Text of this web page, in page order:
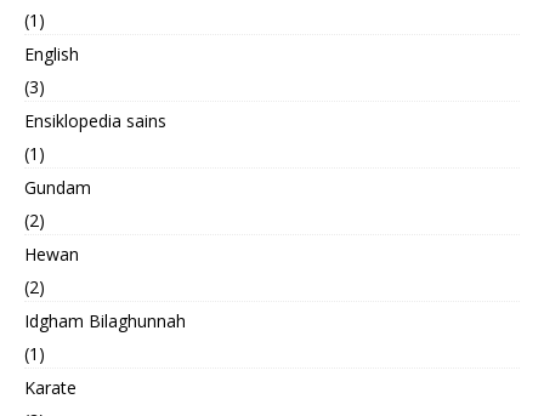
(1)
English
(3)
Ensiklopedia sains
(1)
Gundam
(2)
Hewan
(2)
Idgham Bilaghunnah
(1)
Karate